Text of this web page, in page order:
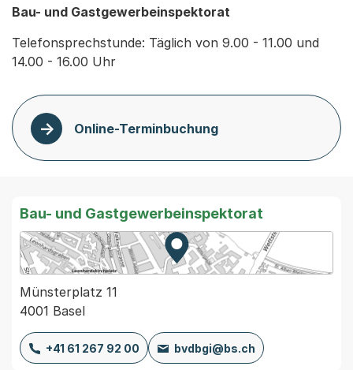
Bau- und Gastgewerbeinspektorat
Telefonsprechstunde: Täglich von 9.00 - 11.00 und
14.00 - 16.00 Uhr
Online-Terminbuchung
Bau- und Gastgewerbeinspektorat
Zur Karte von MapBS.
Externer Link, wird in einem
Münsterplatz 11
4001 Basel
+41 61 267 92 00 bvdbgi@bs.ch